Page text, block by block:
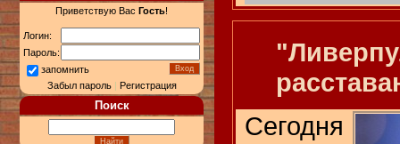
Приветствую Вас Гость!
Логин:
Пароль:
запомнить
Забыл пароль| Регистрация
Поиск
Сегодня